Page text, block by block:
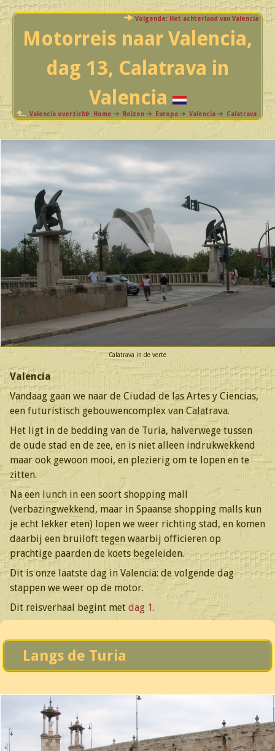
Volgende: Het achterland van Valencia
Motorreis naar Valencia,
dag 13, Calatrava in
Valencia
Valencia overzicht Home Reizen Europa Valencia Calatrava
Calatrava in de verte
Valencia
Vandaag gaan we naar de Ciudad de las Artes y Ciencias,
een futuristisch gebouwencomplex van Calatrava.
Het ligt in de bedding van de Turia, halverwege tussen
de oude stad en de zee, en is niet alleen indrukwekkend
maar ook gewoon mooi, en plezierig om te lopen en te
zitten.
Na een lunch in een soort shopping mall
(verbazingwekkend, maar in Spaanse shopping malls kun
je echt lekker eten) lopen we weer richting stad, en komen
daarbij een bruiloft tegen waarbij officieren op
prachtige paarden de koets begeleiden.
Dit is onze laatste dag in Valencia: de volgende dag
stappen we weer op de motor.
Dit reisverhaal begint met dag 1.
Langs de Turia